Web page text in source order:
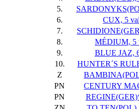
5.
6.
CUX, 5
7.
8.
MÉDIUM, 5
9.
BLUE JAZ,
10.
HUNTER´S
Z
PN
CENTURY
PN